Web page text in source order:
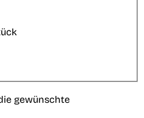
gewünschte